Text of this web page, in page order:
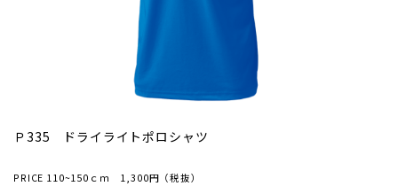
Ｐ335 ドライライトポロシャツ
PRICE 110~150ｃｍ 1,300円（税抜）